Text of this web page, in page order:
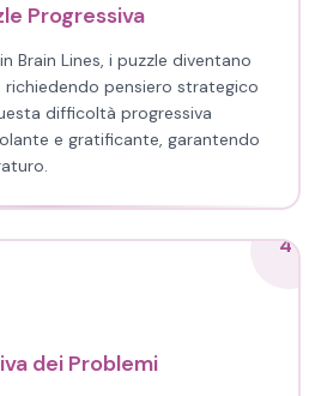
Progressiva
Brain Lines, i puzzle diventano
richiedendo pensiero strategico
difficoltà progressiva
e gratificante, garantendo
4
dei Problemi